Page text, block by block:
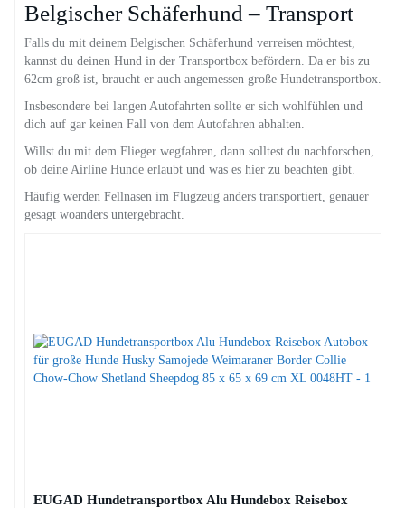
Belgischer Schäferhund – Transport
Falls du mit deinem Belgischen Schäferhund verreisen möchtest,
kannst du deinen Hund in der Transportbox befördern. Da er bis zu
62cm groß ist, braucht er auch angemessen große Hundetransportbox.
Insbesondere bei langen Autofahrten sollte er sich wohlfühlen und
dich auf gar keinen Fall von dem Autofahren abhalten.
Willst du mit dem Flieger wegfahren, dann solltest du nachforschen,
ob deine Airline Hunde erlaubt und was es hier zu beachten gibt.
Häufig werden Fellnasen im Flugzeug anders transportiert, genauer
gesagt woanders untergebracht.
EUGAD Hundetransportbox Alu Hundebox Reisebox